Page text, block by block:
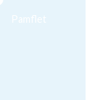
Pamflet